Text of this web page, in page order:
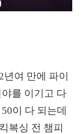
여 만에 파이
를 이기고 다
이 다 되는데
복싱 전 챔피